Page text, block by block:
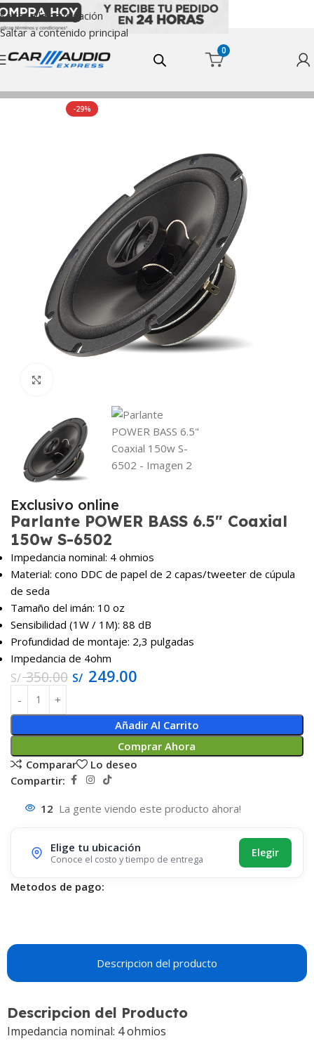
Saltar a la navegación
Saltar a contenido principal
0
Inicio Sistema Coaxial
-29%
Exclusivo online
Parlante POWER BASS 6.5″ Coaxial
150w S-6502
Impedancia nominal: 4 ohmios
Material: cono DDC de papel de 2 capas/tweeter de cúpula
de seda
Tamaño del imán: 10 oz
Sensibilidad (1W / 1M): 88 dB
Profundidad de montaje: 2,3 pulgadas
Impedancia de 4ohm
S/350.00 S/ 249.00
Añadir Al Carrito
Comprar Ahora
Comparar
Lo deseo
Compartir:
12 La gente viendo este producto ahora!
Elige tu ubicación
Conoce el costo y tiempo de entrega
Elegir
Metodos de pago:
Descripcion del producto
Descripcion del Producto
Impedancia nominal: 4 ohmios